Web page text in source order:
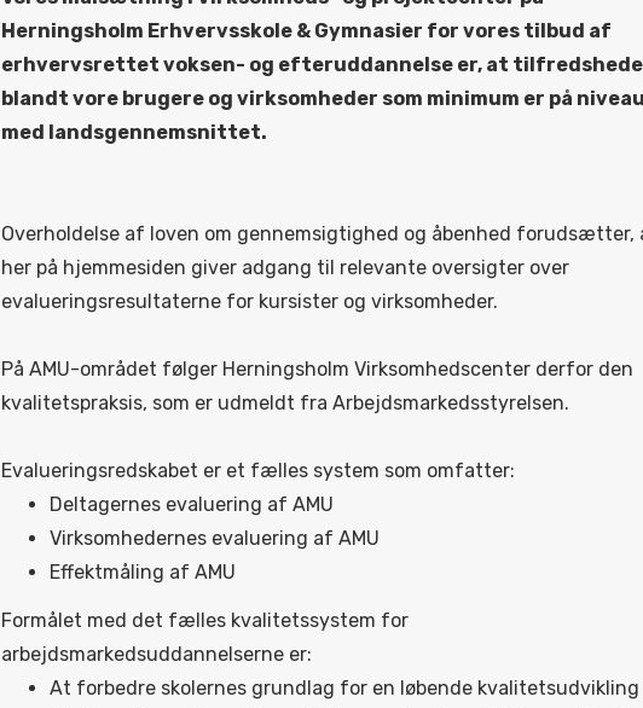
Herningsholm Erhvervsskole & Gymnasier for vores tilbud af
erhvervsrettet voksen- og efteruddannelse er, at
blandt vore brugere og virksomheder som minimum er på niveau
med landsgennemsnittet.
Overholdelse af loven om gennemsigtighed og åbenhed forudsætter,
her på hjemmesiden giver adgang til relevante oversigter over
evalueringsresultaterne for kursister og virksomheder.
På AMU-området følger Herningsholm Virksomhedscenter derfor den
kvalitetspraksis, som er udmeldt fra Arbejdsmarkedsstyrelsen.
Evalueringsredskabet er et fælles system som omfatter:
Deltagernes evaluering af AMU
Virksomhedernes evaluering af AMU
Effektmåling af AMU
Formålet med det fælles kvalitetssystem for
arbejdsmarkedsuddannelserne er:
At forbedre skolernes grundlag for en løbende kvalitetsudvikling